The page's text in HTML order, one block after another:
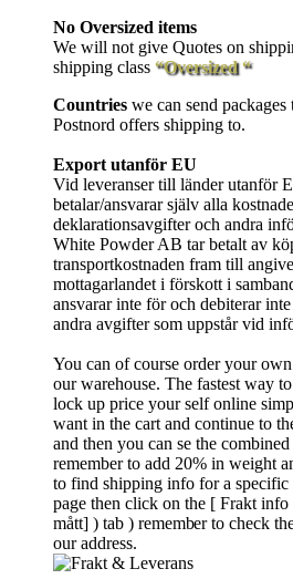
No Oversized items
We will not give Quotes on
shipping class “Oversized “
Countries we can send
Postnord offers shipping to.
Export utanför EU
Vid leveranser till länder utanför
betalar/ansvarar själv alla
deklarationsavgifter och andra
White Powder AB tar betalt av
transportkostnaden fram till
mottagarlandet i förskott i
ansvarar inte för och debiterar
andra avgifter som uppstår vid
You can of course order your
our warehouse. The fastest way
lock up price your self online
want in the cart and continue to
and then you can se the
remember to add 20% in weight
to find shipping info for a
page then click on the [ Frakt
mått] ) tab ) rememberto check
our address.